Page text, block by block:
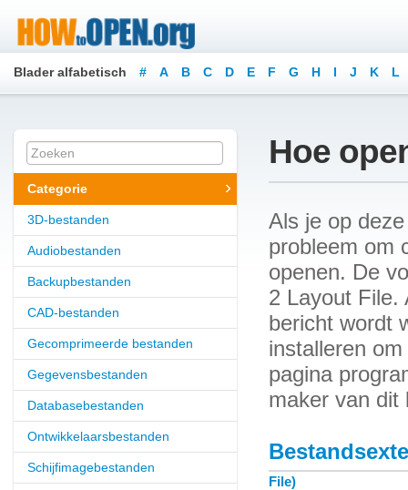
Blader alfabetisch # A B C D E F G H I J K L
Categorie
3D-bestanden
Audiobestanden
Backupbestanden
CAD-bestanden
Gecomprimeerde bestanden
Gegevensbestanden
Databasebestanden
Ontwikkelaarsbestanden
Schijfimagebestanden
Hoe
Als je op
probleem om
openen. De
2 Layout File.
bericht wordt
installeren
pagina
maker van dit
File)